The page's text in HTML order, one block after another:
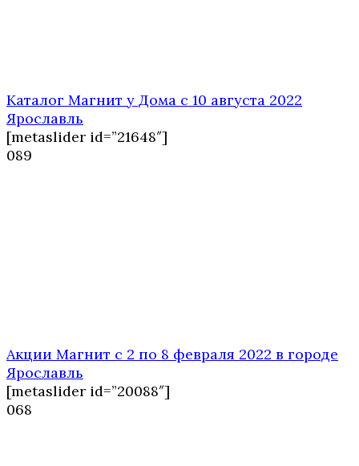
Каталог Магнит у Дома с 10 августа 2022
Ярославль
[metaslider id=”21648″]
089
Акции Магнит с 2 по 8 февраля 2022 в городе
Ярославль
[metaslider id=”20088″]
068